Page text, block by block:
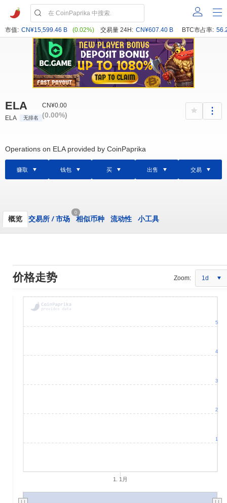
市值: CN¥15,599.46 B (0.02%) 交易量 24H: CN¥607.40 B BTC市占率:
ELA
ELA 无排名
CN¥0.00
(0.00%)
Operations on ELA provided by CoinPaprika
赚取 钱包 买 出售 交易
概览 交易所 /市场
0
相似币种 流动性 小工具
价格走势 Zoom: 1d
1. 1月
1
2
3
4
5